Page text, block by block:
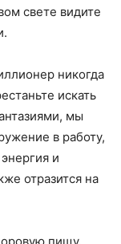
свете видите
никогда
искать
мы
в работу,
и
отразится на